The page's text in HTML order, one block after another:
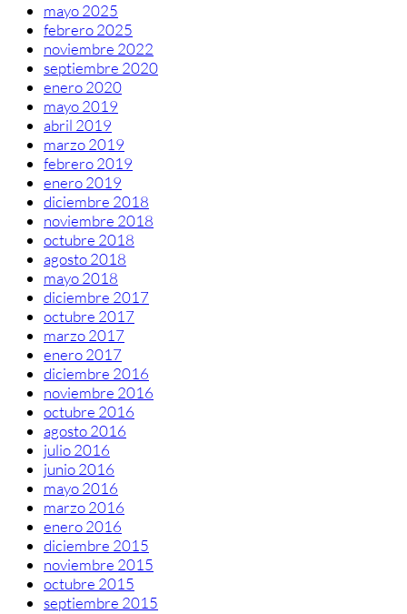
mayo 2025
febrero 2025
noviembre 2022
septiembre 2020
enero 2020
mayo 2019
abril 2019
marzo 2019
febrero 2019
enero 2019
diciembre 2018
noviembre 2018
octubre 2018
agosto 2018
mayo 2018
diciembre 2017
octubre 2017
marzo 2017
enero 2017
diciembre 2016
noviembre 2016
octubre 2016
agosto 2016
julio 2016
junio 2016
mayo 2016
marzo 2016
enero 2016
diciembre 2015
noviembre 2015
octubre 2015
septiembre 2015